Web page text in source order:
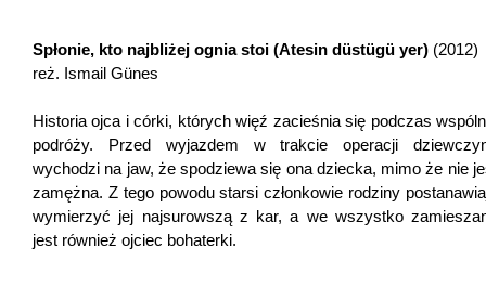
Spłonie, kto najbliżej ognia stoi (Atesin düstügü yer) (2012)
reż. Ismail Günes
Historia ojca i córki, których więź zacieśnia się podczas
podróży. Przed wyjazdem w trakcie operacji
wychodzi na jaw, że spodziewa się ona dziecka, mimo że nie
zamężna. Z tego powodu starsi członkowie rodziny
wymierzyć jej najsurowszą z kar, a we wszystko
jest również ojciec bohaterki.